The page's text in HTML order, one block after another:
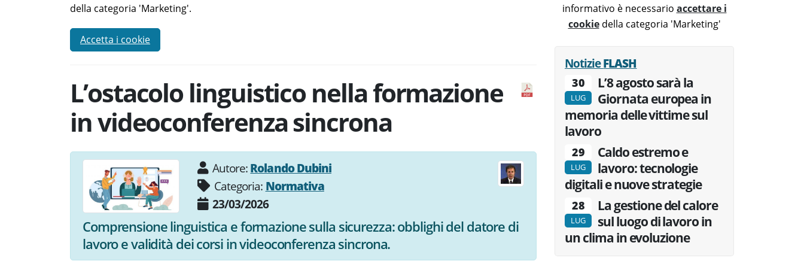
della categoria 'Marketing'.
Accetta i cookie
L’ostacolo linguistico nella formazione
in videoconferenza sincrona
Autore:Rolando Dubini
Categoria: Normativa
23/03/2026
Comprensione linguistica e formazione sulla sicurezza: obblighi del datore di
lavoro e validità dei corsi in videoconferenza sincrona.
informativo è necessario accettare i
cookiedella categoria 'Marketing'
NotizieFLASH
30
LUG
L’8 agosto sarà la
Giornata europea in
memoria delle vittime sul
lavoro
29
LUG
Caldo estremo e
lavoro: tecnologie
digitali e nuove strategie
28
LUG
La gestione del calore
sul luogo di lavoro in
un clima in evoluzione